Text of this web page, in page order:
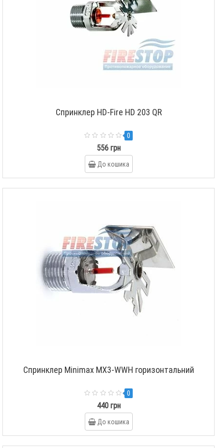
Спринклер HD-Fire HD 203 QR
0
556 грн
До кошика
Спринклер Minimax MX3-WWH горизонтальний
0
440 грн
До кошика